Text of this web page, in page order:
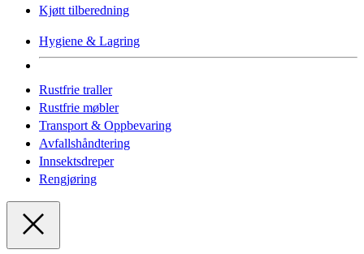
Kjøtt tilberedning
Hygiene & Lagring
Rustfrie traller
Rustfrie møbler
Transport & Oppbevaring
Avfallshåndtering
Innsektsdreper
Rengjøring